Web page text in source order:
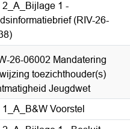
2_A_Bijlage 1 -
(RIV-26-
26-06002 Mandatering
toezichthouder(s)
Jeugdwet
1_A_B&W Voorstel